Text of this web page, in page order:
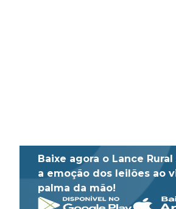
Baixe agora o Lance
a emoção dos leilões ao
palma da mão!